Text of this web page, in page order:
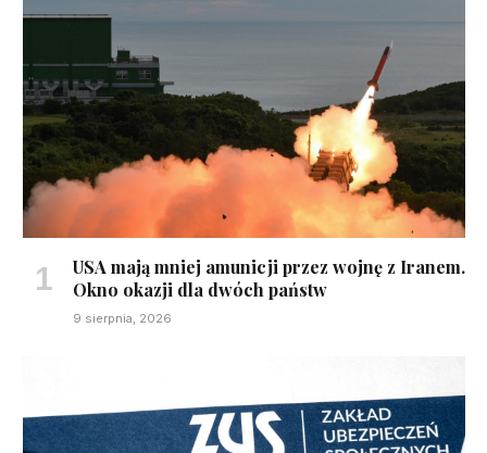
USA mają mniej amunicji przez wojnę z Iranem.
Okno okazji dla dwóch państw
9 sierpnia, 2026